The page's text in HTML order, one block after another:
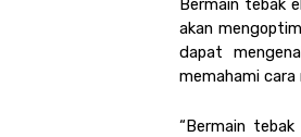
Bermain tebak
akan
dapat
memahami cara
“Bermain